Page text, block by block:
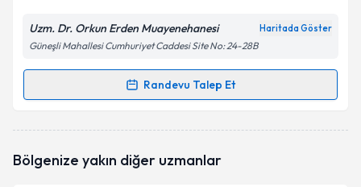
Uzm. Dr. Orkun Erden Muayenehanesi Haritada Göster
Güneşli Mahallesi Cumhuriyet Caddesi Site No: 24-28B
Randevu Talep Et
Randevu Takvimi Talebi
oluşturun. Size bu uzmandan randevu almanız için bir
Bölgenize yakın diğer uzmanlar